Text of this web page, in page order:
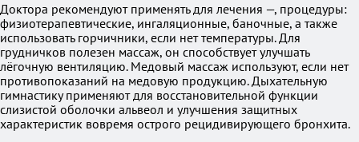
Доктора рекомендуют применять для лечения —, процедуры:
физиотерапевтические, ингаляционные, баночные, а также
использовать горчичники, если нет температуры. Для
грудничков полезен массаж, он способствует улучшать
лёгочную вентиляцию. Медовый массаж используют, если нет
противопоказаний на медовую продукцию. Дыхательную
гимнастику применяют для восстановительной функции
слизистой оболочки альвеол и улучшения защитных
характеристик вовремя острого рецидивирующего бронхита.